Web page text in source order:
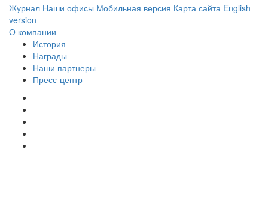
Журнал Наши офисы Мобильная версия Карта сайта English
version
О компании
История
Награды
Наши партнеры
Пресс-центр